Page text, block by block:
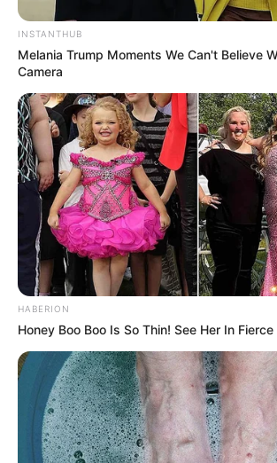
INSTANTHUB
Melania Trump Moments We Can't Believe
Camera
HABERION
Honey Boo Boo Is So Thin! See Her In